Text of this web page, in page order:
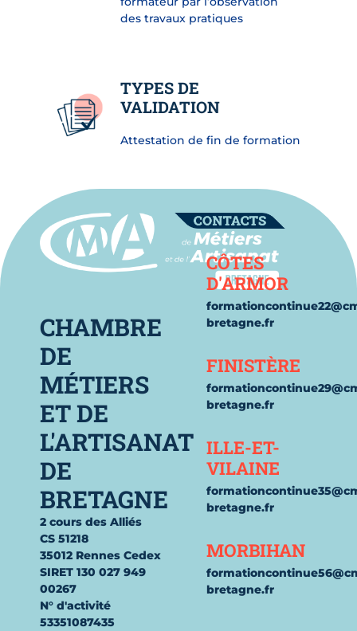
des travaux pratiques
TYPES DE
VALIDATION
Attestation de fin de formation
CHAMBRE
DE
MÉTIERS
ET DE
L'ARTISANAT
DE
BRETAGNE
2 cours des Alliés
CS 51218
35012 Rennes Cedex
SIRET 130 027 949
00267
N° d'activité
53351087435
Contact
CÔTES
D'ARMOR
bretagne.fr
FINISTÈRE
bretagne.fr
ILLE-ET-
VILAINE
bretagne.fr
MORBIHAN
bretagne.fr